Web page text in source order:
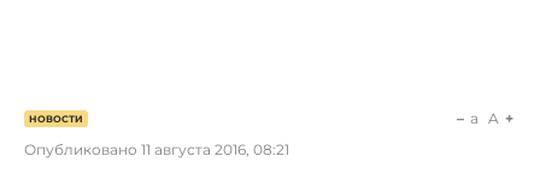
НОВОСТИ
Опубликовано 11 августа 2016, 08:21
a A